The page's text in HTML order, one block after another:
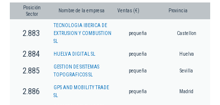
Posición
Sector
Nombre de la empresa Ventas (€) Provincia
2.883
TECNOLOGIA IBERICA DE
EXTRUSION Y COMBUSTION
SL
pequeña Castellon
2.884 HUELVA DIGITAL SL pequeña Huelva
2.885
GESTION DE SISTEMAS
TOPOGRAFICOS SL
pequeña Sevilla
2.886
GPS AND MOBILITY TRADE
SL
pequeña Madrid